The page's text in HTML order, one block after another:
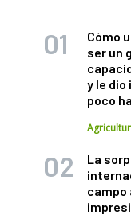
Cómo
ser un
y le dio
poco
La
campo